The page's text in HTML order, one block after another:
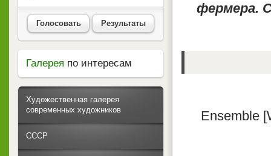
фермера.
Ensemble
Голосовать Результаты
Галерея по интересам
Художественная галерея
современных художников
СССР